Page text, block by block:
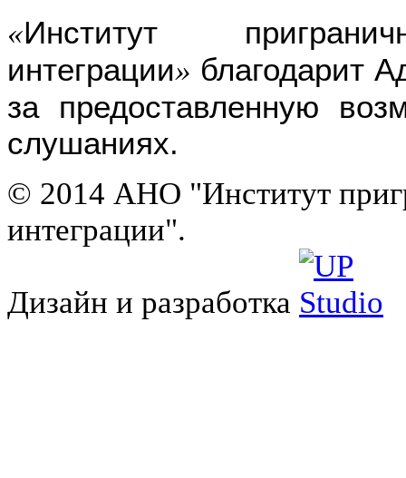
«Институт
интеграции» благодарит
за предоставленную
слушаниях.
© 2014 АНО "Институт
интеграции".
Дизайн и разработка